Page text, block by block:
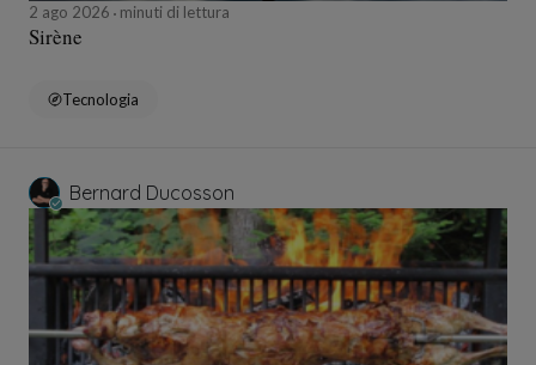
2 ago 2026 minuti di lettura
Sirène
Tecnologia
Bernard Ducosson